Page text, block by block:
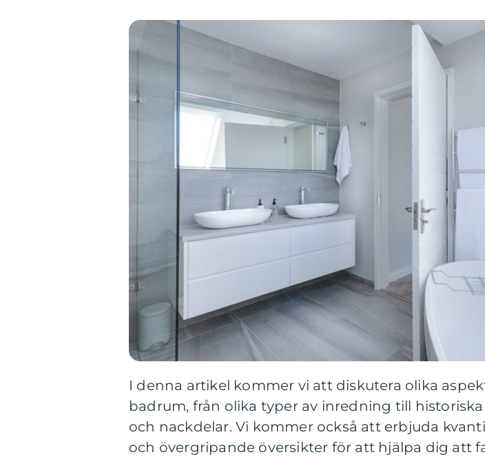
I denna artikel kommer vi att diskutera olika
badrum, från olika typer av inredning till
och nackdelar. Vi kommer också att erbjuda
och övergripande översikter för att hjälpa dig att